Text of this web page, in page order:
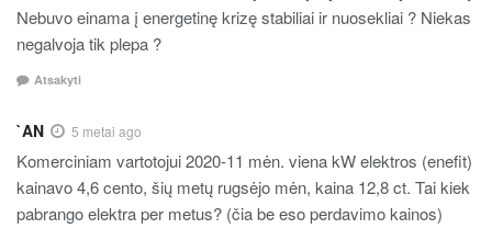
Nebuvo einama į energetinę krizę stabiliai ir nuosekliai ? Niekas
negalvoja tik plepa ?
Atsakyti
`AN 5 metai ago
Komerciniam vartotojui 2020-11 mėn. viena kW elektros (enefit)
kainavo 4,6 cento, šių metų rugsėjo mėn, kaina 12,8 ct. Tai kiek
pabrango elektra per metus? (čia be eso perdavimo kainos)